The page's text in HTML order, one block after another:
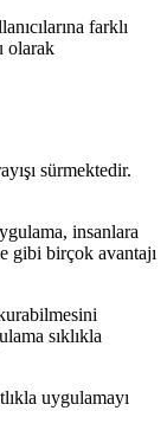
farklı
olarak
sürmektedir.
insanlara
gibi birçok avantajı
sıklıkla
uygulamayı